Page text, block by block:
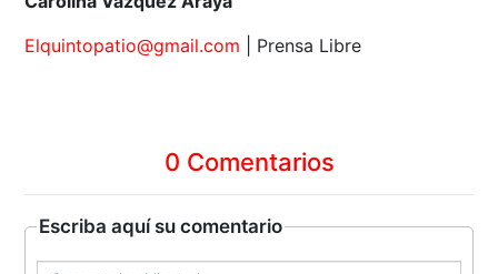
Elquintopatio@gmail.com | Prensa Libre
0 Comentarios
Escriba aquí su comentario